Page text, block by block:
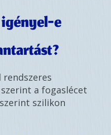
e
a fogaslécet
szilikon